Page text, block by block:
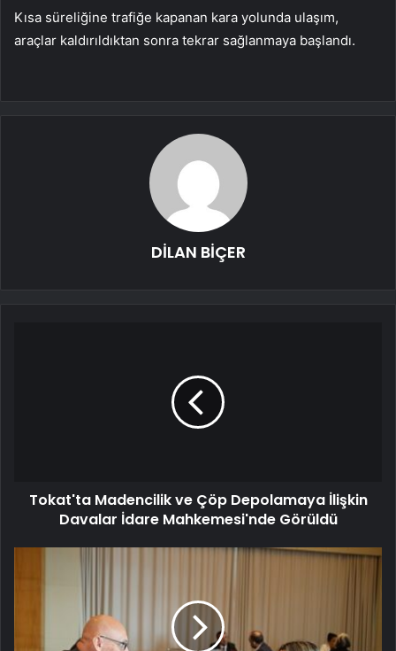
Kısa süreliğine trafiğe kapanan kara yolunda ulaşım,
araçlar kaldırıldıktan sonra tekrar sağlanmaya başlandı.
DİLAN BİÇER
Tokat'ta Madencilik ve Çöp Depolamaya İlişkin
Davalar İdare Mahkemesi'nde Görüldü